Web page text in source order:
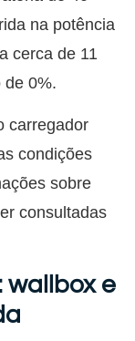
na potência
cerca de 11
de 0%.
carregador
condições
sobre
consultadas
e